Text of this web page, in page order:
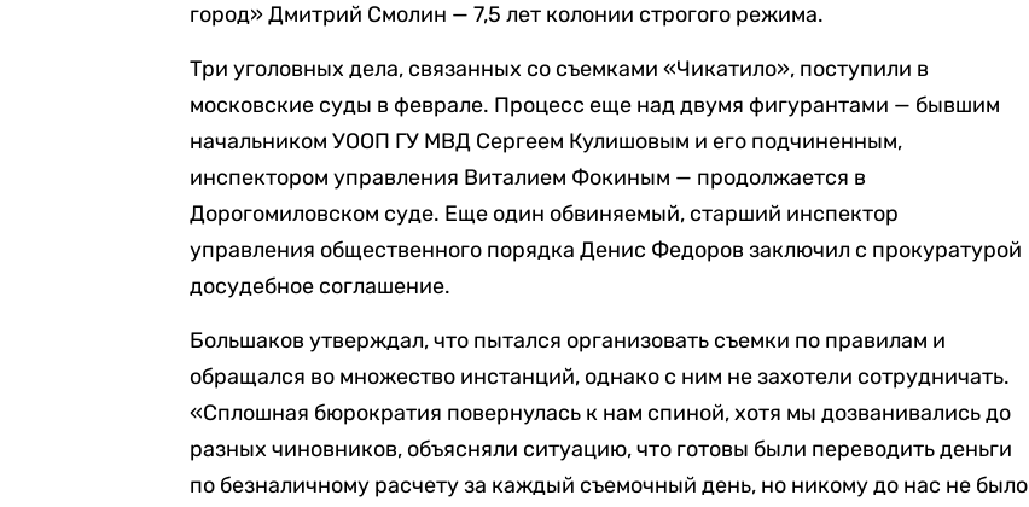
город» Дмитрий Смолин — 7,5 лет колонии строгого режима.
Три уголовных дела, связанных со съемками «Чикатило», поступили в
московские суды в феврале. Процесс еще над двумя фигурантами — бывшим
начальником УООП ГУ МВД Сергеем Кулишовым и его подчиненным,
инспектором управления Виталием Фокиным — продолжается в
Дорогомиловском суде. Еще один обвиняемый, старший инспектор
управления общественного порядка Денис Федоров заключил с прокуратурой
досудебное соглашение.
Большаков утверждал, что пытался организовать съемки по правилам и
обращался во множество инстанций, однако с ним не захотели сотрудничать.
«Сплошная бюрократия повернулась к нам спиной, хотя мы дозванивались до
разных чиновников, объясняли ситуацию, что готовы были переводить деньги
по безналичному расчету за каждый съемочный день, но никому до нас не было